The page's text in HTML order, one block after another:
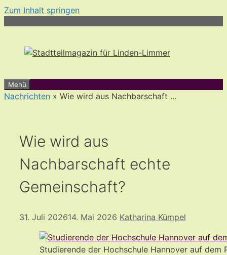
Zum Inhalt springen
Menü
Nachrichten » Wie wird aus Nachbarschaft ...
Wie wird aus
Nachbarschaft echte
Gemeinschaft?
31. Juli 202614. Mai 2026 Katharina Kümpel
Studierende der Hochschule Hannover auf dem